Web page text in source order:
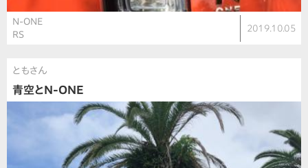
N-ONE
RS
2019.10.05
ともさん
青空とN-ONE